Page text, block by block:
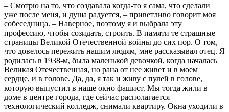
– Смотрю на то, что создавала когда-то я сама, что сделали
уже после меня, и душа радуется, – приветливо говорит моя
собеседница. – Наверное, поэтому я и выбрала эту
профессию, чтобы созидать, строить. В памяти те страшные
страницы Великой Отечественной войны до сих пор. О том,
что довелось пережить нашим людям, мне рассказывал отец. Я
родилась в 1938-м, была маленькой девочкой, когда началась
Великая Отечественная, но рана от нее живет и в моем
сердце, и в голове. Да, да, я так и живу с пулей в голове,
которую выпустил в наше окно фашист. Мы тогда жили в
доме в центре города, где сейчас располагается
технологический колледж, снимали квартиру. Окна уходили в